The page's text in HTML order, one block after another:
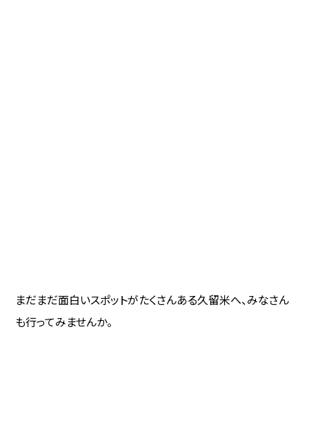
まだまだ面白いスポットがたくさんある久留米へ、みなさん
も行ってみませんか。